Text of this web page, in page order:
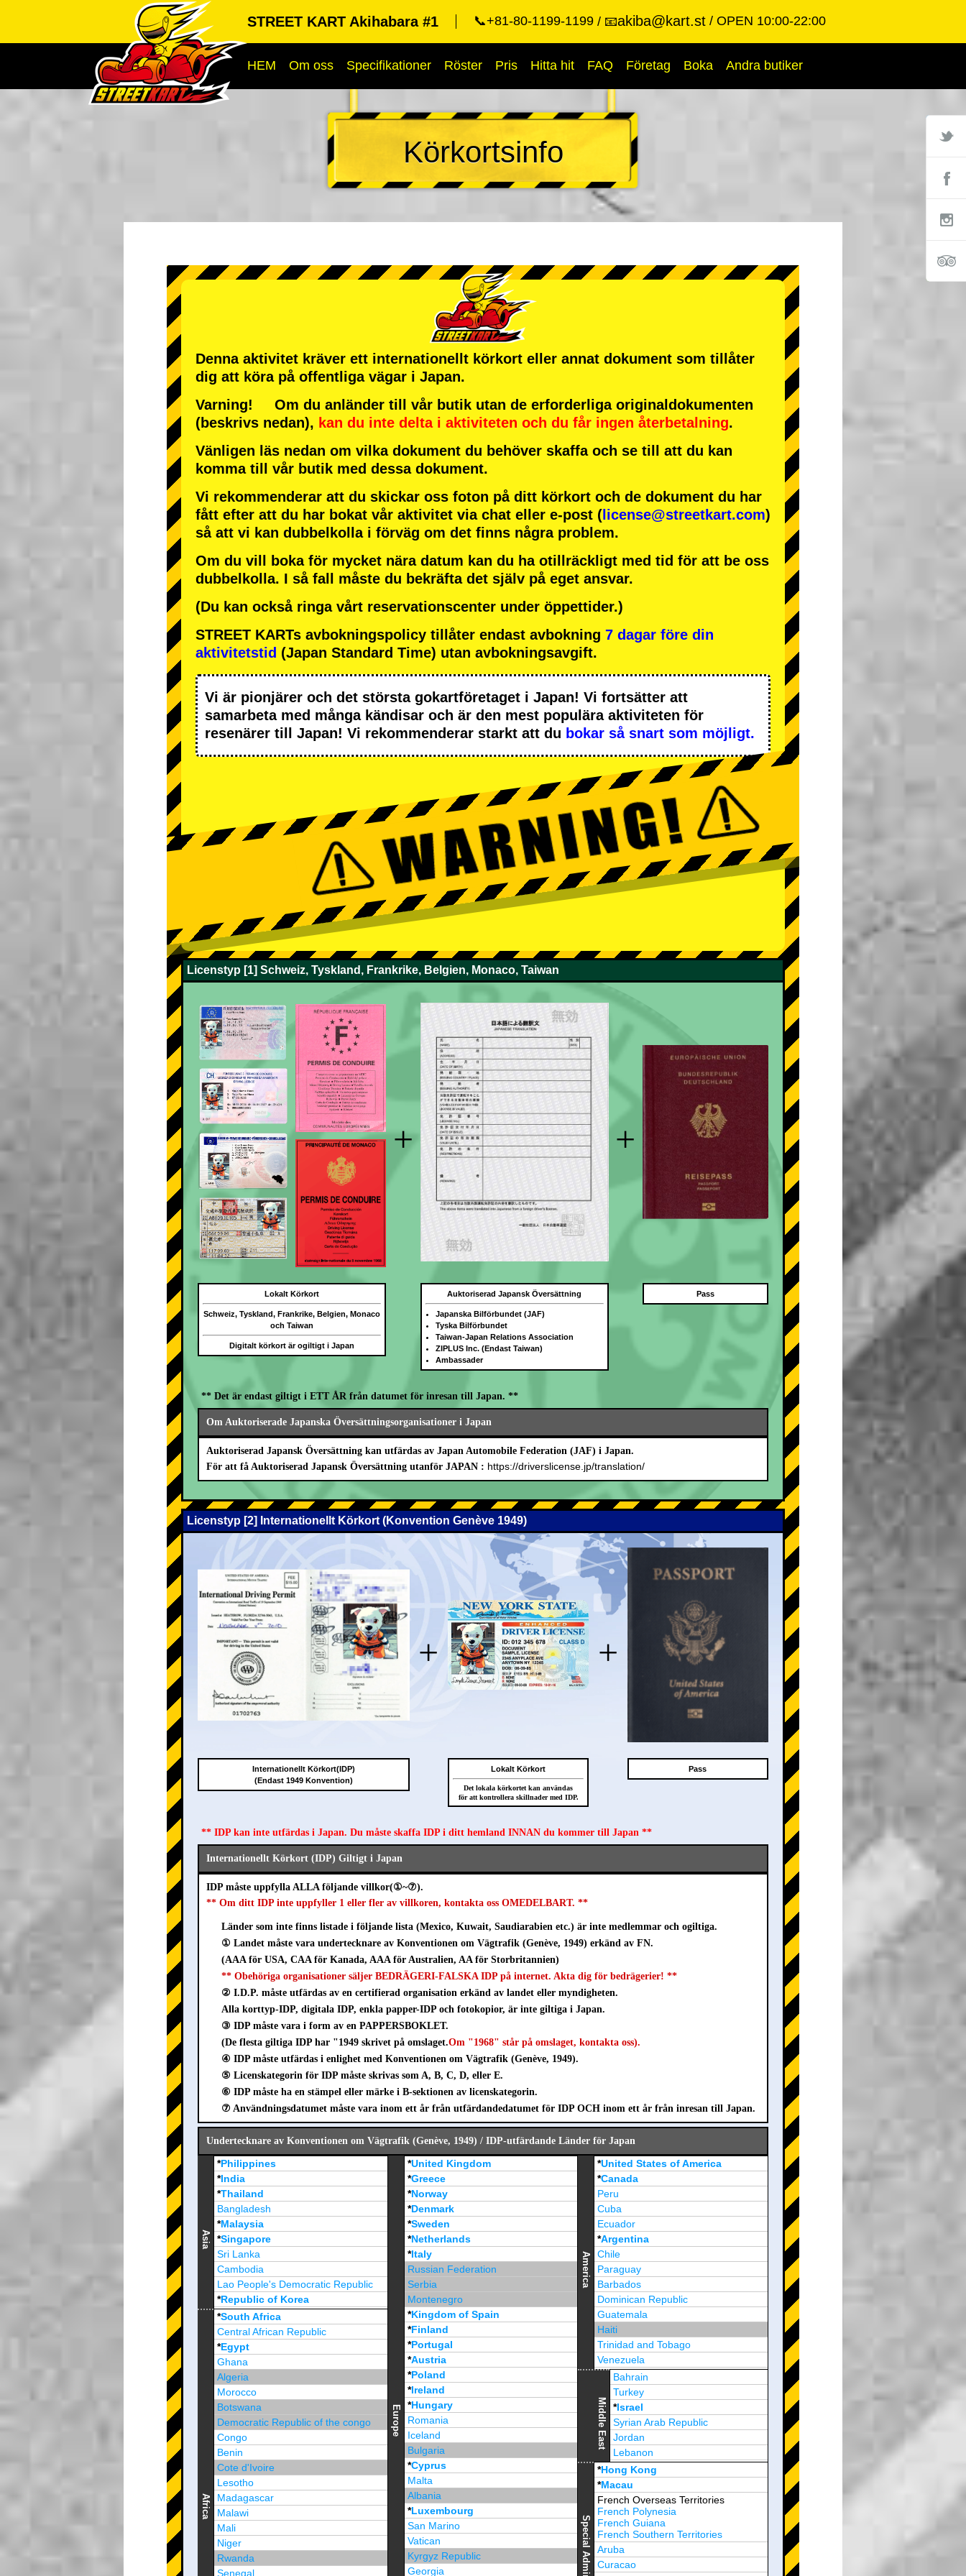
STREET KART Akihabara #1 📞+81-80-1199-1199 📧akiba@kart.st OPEN 10:00-22:00
HEM Om oss Specifikationer Röster Pris Hitta hit FAQ Företag Boka Andra butiker
Körkortsinfo
Denna aktivitet kräver ett internationellt körkort eller annat dokument som tillåter
dig att köra på offentliga vägar i Japan.
Varning! Om du anländer till vår butik utan de erforderliga originaldokumenten
(beskrivs nedan), kan du inte delta i aktiviteten och du får ingen återbetalning.
Vänligen läs nedan om vilka dokument du behöver skaffa och se till att du kan
komma till vår butik med dessa dokument.
Vi rekommenderar att du skickar oss foton på ditt körkort och de dokument du har
fått efter att du har bokat vår aktivitet via chat eller e-post ( license@streetkart.com)
så att vi kan dubbelkolla i förväg om det finns några problem.
Om du vill boka för mycket nära datum kan du ha otillräckligt med tid för att be oss
dubbelkolla. I så fall måste du bekräfta det själv på eget ansvar.
(Du kan också ringa vårt reservationscenter under öppettider.)
STREET KARTs avbokningspolicy tillåter endast avbokning 7 dagar före din
aktivitetstid (Japan Standard Time) utan avbokningsavgift.
Vi är pionjärer och det största gokartföretaget i Japan! Vi fortsätter att
samarbeta med många kändisar och är den mest populära aktiviteten för
resenärer till Japan! Vi rekommenderar starkt att du bokar så snart som möjligt.
Licenstyp [1] Schweiz, Tyskland, Frankrike, Belgien, Monaco, Taiwan
+ +
Lokalt Körkort
Schweiz, Tyskland, Frankrike, Belgien, Monaco
och Taiwan
Digitalt körkort är ogiltigt i Japan
Auktoriserad Japansk Översättning
Japanska Bilförbundet (JAF)
Tyska Bilförbundet
Taiwan-Japan Relations Association
ZIPLUS Inc. (Endast Taiwan)
Ambassader
Pass
** Det är endast giltigt i ETT ÅR från datumet för inresan till Japan. **
Om Auktoriserade Japanska Översättningsorganisationer i Japan
Auktoriserad Japansk Översättning kan utfärdas av Japan Automobile Federation (JAF) i Japan.
För att få Auktoriserad Japansk Översättning utanför JAPAN : https://driverslicense.jp/translation/
Licenstyp [2] Internationellt Körkort (Konvention Genève 1949)
+ +
Internationellt Körkort(IDP)
(Endast 1949 Konvention)
Lokalt Körkort
Det lokala körkortet kan användas
för att kontrollera skillnader med IDP.
Pass
** IDP kan inte utfärdas i Japan. Du måste skaffa IDP i ditt hemland INNAN du kommer till Japan **
Internationellt Körkort (IDP) Giltigt i Japan
IDP måste uppfylla ALLA följande villkor(①~⑦).
** Om ditt IDP inte uppfyller 1 eller fler av villkoren, kontakta oss OMEDELBART. **
Länder som inte finns listade i följande lista (Mexico, Kuwait, Saudiarabien etc.) är inte medlemmar och ogiltiga.
① Landet måste vara undertecknare av Konventionen om Vägtrafik (Genève, 1949) erkänd av FN.
(AAA för USA, CAA för Kanada, AAA för Australien, AA för Storbritannien)
** Obehöriga organisationer säljer BEDRÄGERI-FALSKA IDP på internet. Akta dig för bedrägerier! **
② I.D.P. måste utfärdas av en certifierad organisation erkänd av landet eller myndigheten.
Alla korttyp-IDP, digitala IDP, enkla papper-IDP och fotokopior, är inte giltiga i Japan.
③ IDP måste vara i form av en PAPPERSBOKLET.
(De flesta giltiga IDP har "1949 skrivet på omslaget.Om "1968" står på omslaget, kontakta oss).
④ IDP måste utfärdas i enlighet med Konventionen om Vägtrafik (Genève, 1949).
⑤ Licenskategorin för IDP måste skrivas som A, B, C, D, eller E.
⑥ IDP måste ha en stämpel eller märke i B-sektionen av licenskategorin.
⑦ Användningsdatumet måste vara inom ett år från utfärdandedatumet för IDP OCH inom ett år från inresan till Japan.
Undertecknare av Konventionen om Vägtrafik (Genève, 1949) / IDP-utfärdande Länder för Japan
Asia
*Philippines
*India
*Thailand
Bangladesh
*Malaysia
*Singapore
Sri Lanka
Cambodia
Lao People's Democratic Republic
*Republic of Korea
Brunei Darussalam
Africa
*South Africa
Central African Republic
*Egypt
Ghana
Algeria
Morocco
Botswana
Democratic Republic of the congo
Congo
Benin
Cote d'Ivoire
Lesotho
Madagascar
Malawi
Mali
Niger
Rwanda
Senegal
Europe
*United Kingdom
*Greece
*Norway
*Denmark
*Sweden
*Netherlands
*Italy
Russian Federation
Serbia
Montenegro
*Kingdom of Spain
*Finland
*Portugal
*Austria
*Poland
*Ireland
*Hungary
Romania
Iceland
Bulgaria
*Cyprus
Malta
Albania
*Luxembourg
San Marino
Vatican
Kyrgyz Republic
Georgia
America
*United States of America
*Canada
Peru
Cuba
Ecuador
*Argentina
Chile
Paraguay
Barbados
Dominican Republic
Guatemala
Haiti
Trinidad and Tobago
Venezuela
Jamaica
Middle East
Bahrain
Turkey
*Israel
Syrian Arab Republic
Jordan
Lebanon
*United Arab Emirates
*Hong Kong
*Macau
French Overseas Territories
French Polynesia
French Guiana
French Southern Territories
Aruba
Curacao